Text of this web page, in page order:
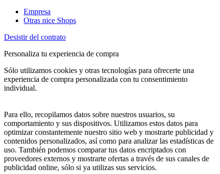
Empresa
Otras nice Shops
Desistir del contrato
Personaliza tu experiencia de compra
Sólo utilizamos cookies y otras tecnologías para ofrecerte una
experiencia de compra personalizada con tu consentimiento
individual.
Para ello, recopilamos datos sobre nuestros usuarios, su
comportamiento y sus dispositivos. Utilizamos estos datos para
optimizar constantemente nuestro sitio web y mostrarte publicidad y
contenidos personalizados, así como para analizar las estadísticas de
uso. También podemos comparar tus datos encriptados con
proveedores externos y mostrarte ofertas a través de sus canales de
publicidad online, sólo si ya utilizas sus servicios.